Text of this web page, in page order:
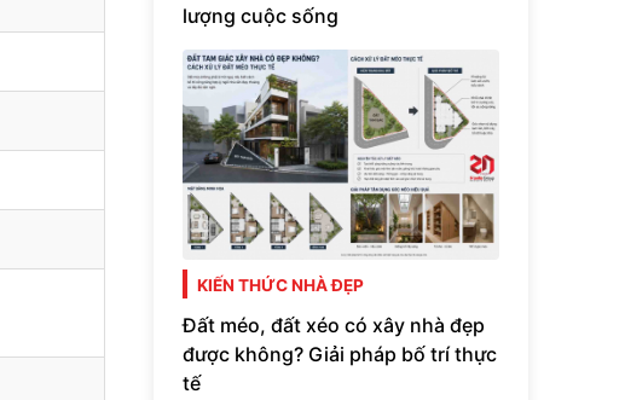
lượng cuộc sống
KIẾN THỨC NHÀ ĐẸP
Đất méo, đất xéo có xây nhà đẹp
được không? Giải pháp bố trí thực
tế